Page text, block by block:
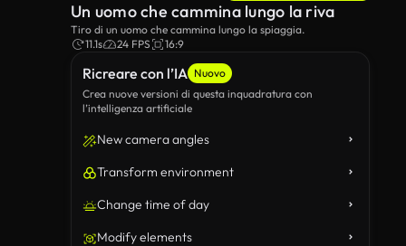
Ricreare con l’IA Nuovo
Crea nuove versioni di questa inquadratura con
l’intelligenza artificiale
New camera angles
Transform environment
Change time of day
Modify elements
Un uomo che cammina lungo la riva
Tiro di un uomo che cammina lungo la spiaggia.
11.1s
24 FPS 16:9